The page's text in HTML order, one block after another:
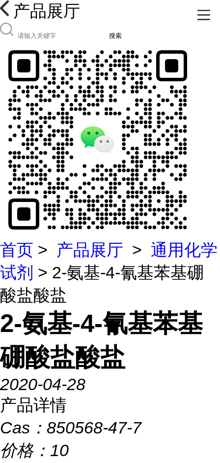
产品展厅
搜索
首页 > 产品展厅 > 通用化学
试剂 > 2-氨基-4-氰基苯基硼
酸盐酸盐
2-氨基-4-氰基苯基
硼酸盐酸盐
2020-04-28
产品详情
Cas： 850568-47-7
价格： 10